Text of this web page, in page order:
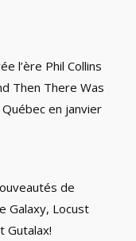
l’ère Phil Collins
Then There Was
en janvier
de
Galaxy, Locust
Gutalax!